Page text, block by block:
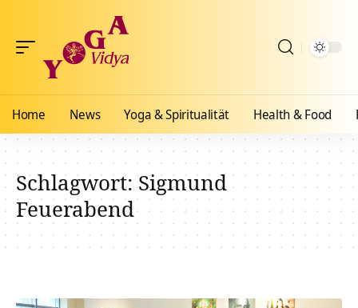
Home News Yoga & Spiritualität Health & Food
Schlagwort:Sigmund
Feuerabend